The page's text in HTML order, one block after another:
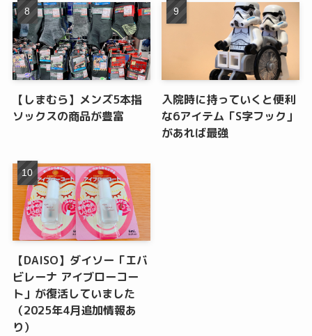
【しまむら】メンズ5本指
ソックスの商品が豊富
入院時に持っていくと便利
な6アイテム「S字フック」
があれば最強
【DAISO】ダイソー「エバ
ビレーナ アイブローコー
ト」が復活していました
（2025年4月追加情報あ
り）